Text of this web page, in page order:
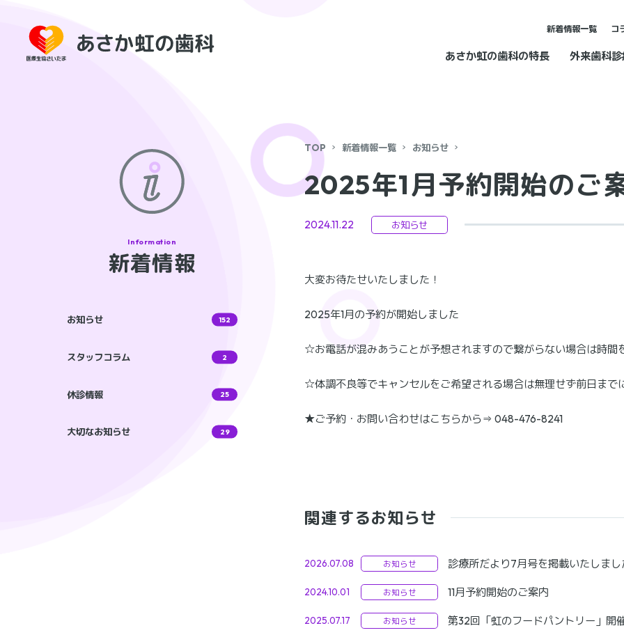
あさか虹の歯科の特長 外来歯科診
新着情報一覧 コ
TOP 新着情報一覧 お知らせ
2025年1月予約開始のご
2024.11.22 お知らせ
大変お待たせいたしました！
2025年1月の予約が開始しました
☆お電話が混みあうことが予想されますので繋がらない場合は時間
☆体調不良等でキャンセルをご希望される場合は無理せず前日まで
★ご予約・お問い合わせはこちらから⇒ 048-476-8241
関連するお知らせ
2026.07.08 お知らせ 診療所だより7月号を掲載いたしまし
2024.10.01 お知らせ 11月予約開始のご案内
2025.07.17 お知らせ 第32回「虹のフードパントリー」開
新着情報
お知らせ 152
スタッフコラム 2
休診情報 25
大切なお知らせ 29